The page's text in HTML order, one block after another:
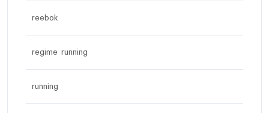
reebok
regime running
running